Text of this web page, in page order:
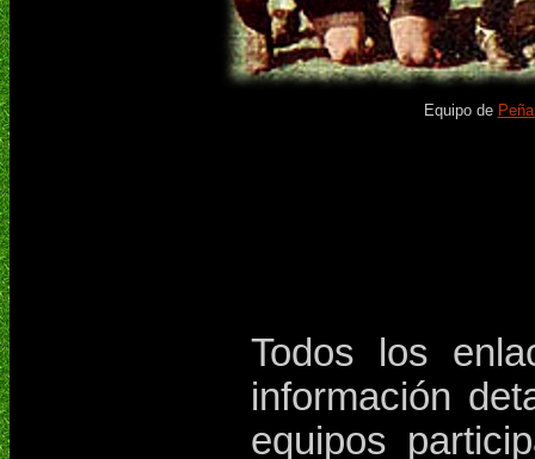
Equipo de
Todos los
información
equipos